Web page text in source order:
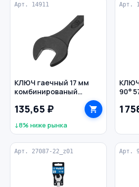
Арт. 14911
КЛЮЧ гаечный 17 мм
комбинированый
фосфатированный CrV
СИБРТЕХ
135,65 ₽
↓8% ниже рынка
Арт.
90°
1
Арт. 27087-22_z01 Арт.